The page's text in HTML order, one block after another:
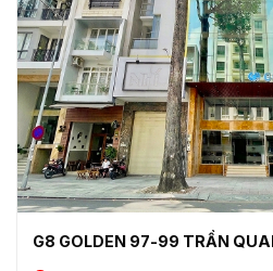
G8 GOLDEN 97-99 TRẦN